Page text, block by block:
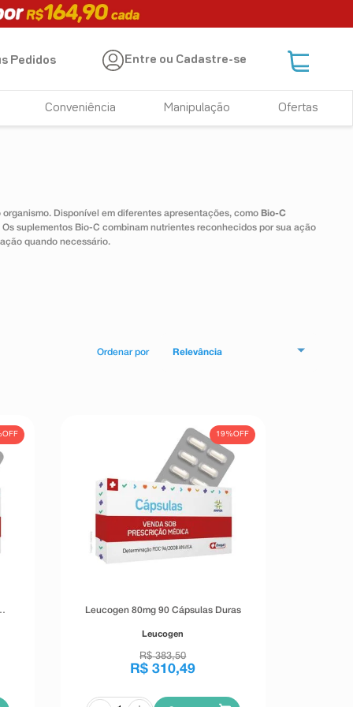
Pedidos Entre ou Cadastre-se
Conveniência Manipulação Ofertas
Disponível em diferentes apresentações, como Bio-C
suplementos Bio-C combinam nutrientes reconhecidos por sua ação
quando necessário.
Relevância
OFF 19%OFF
Leucogen 80mg 90 Cápsulas Duras
Leucogen
R$ 383,50
R$ 310,49